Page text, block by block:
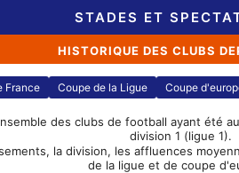
STADES ET
HISTORIQUE DES CLUBS
France Coupe de la Ligue Coupe
des clubs de football ayant été
division 1 (ligue 1).
la division, les affluences
de la ligue et de coupe